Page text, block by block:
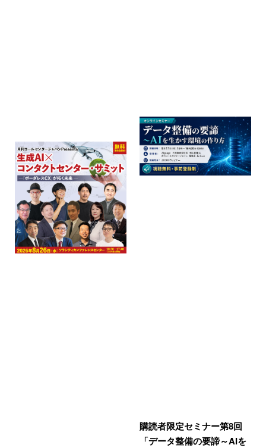
購読者限定セミナー第8回
「データ整備の要諦～AIを